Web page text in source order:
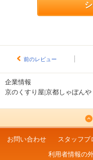
前のレビュー
企業情報
京のくすり屋|京都しゃぼん
お問い合わせ スタッフブ
利用者情報の